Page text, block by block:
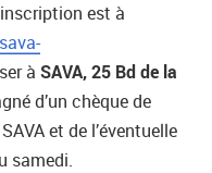
est à
à SAVA, 25 Bd de la
d’un chèque de
et de l’éventuelle
samedi.